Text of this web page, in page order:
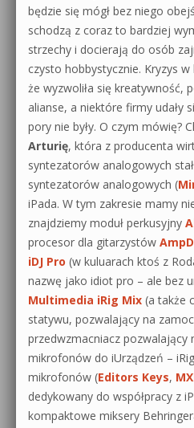
Wyszukiwanie
będzie się mógł bez niego
schodzą z coraz to bardziej
strzechy i docierają do osób
czysto hobbystycznie. Kryzys
że wyzwoliła się kreatywność,
alianse, a niektóre firmy udały
pory nie były. O czym mówię?
Arturię, która z producenta
syntezatorów analogowych
syntezatorów analogowych (
iPada. W tym zakresie mamy
znajdziemy moduł perkusyjny
procesor dla gitarzystów
iDJ Pro (w kuluarach ktoś z
nazwę jako idiot pro – ale bez
Multimedia iRig Mix (a także
statywu, pozwalający na
przedwzmacniacz pozwalający
mikrofonów do iUrządzeń –
mikrofonów (Editors Keys,
dedykowany do współpracy z
kompaktowe miksery